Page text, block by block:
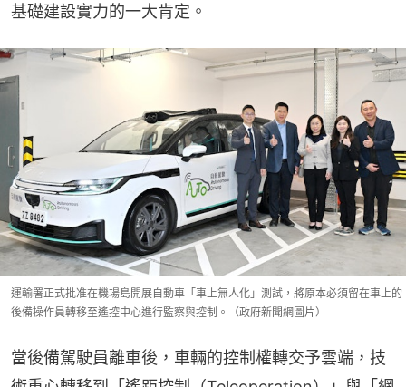
基礎建設實力的一大肯定。
運輸署正式批准在機場島開展自動車「車上無人化」測試，將原本必須留在車上的
後備操作員轉移至遙控中心進行監察與控制。（政府新聞網圖片）
當後備駕駛員離車後，車輛的控制權轉交予雲端，技